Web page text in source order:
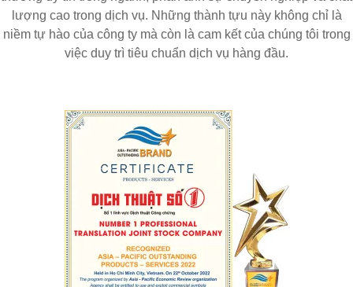
lượng cao trong dịch vụ. Những thành tựu này không chỉ là
niềm tự hào của công ty mà còn là cam kết của chúng tôi trong
việc duy trì tiêu chuẩn dịch vụ hàng đầu.